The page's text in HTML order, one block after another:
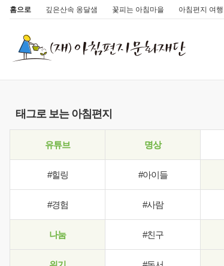
홈으로 깊은산속 옹달샘 꽃피는 아침마을 아침편지 여행
태그로 보는 아침편지
유튜브 명상
#힐링 #아이들
#경험 #사람
나눔 #친구